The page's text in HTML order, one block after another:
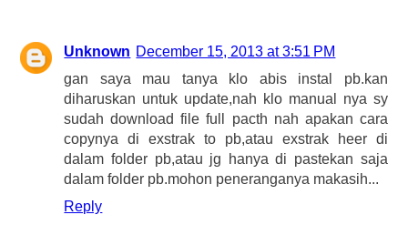
Unknown December 15, 2013 at 3:51 PM
gan saya mau tanya klo abis instal pb.kan
diharuskan untuk update,nah klo manual nya sy
sudah download file full pacth nah apakan cara
copynya di exstrak to pb,atau exstrak heer di
dalam folder pb,atau jg hanya di pastekan saja
dalam folder pb.mohon peneranganya makasih...
Reply